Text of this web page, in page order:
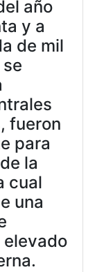
año
y a
de mil
fueron
para
la
cual
una
elevado